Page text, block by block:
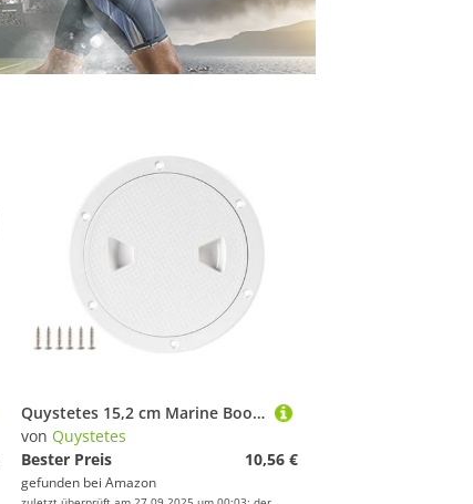
Quystetes 15,2 cm Marine Boot Zugangsklappe Abdeckung Twist Schraube Out Deck Platte ABS Runde Inspektionsluke für Bootsluke
von Quystetes
Bester Preis
10,56 €
gefunden bei Amazon